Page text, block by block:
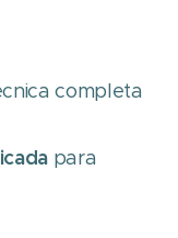
completa
para